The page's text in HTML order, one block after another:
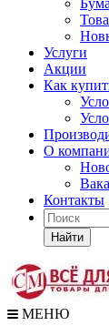
Услуги
Акции
Как
О
Контакты
Найти
МЕНЮ